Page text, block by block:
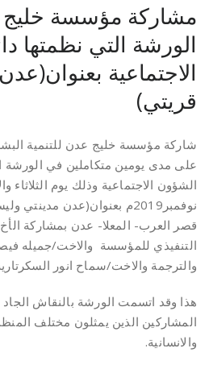
مشاركة مؤسسة
الورشة التي نظمتها
الاجتماعية
قريتي)
شاركة مؤسسة خليج عدن للتنمية
على مدى يومين متكاملين في الورشة
نوفمبر2019م بعنوان(عدن
قصر العرب- المعلا- عدن بمشاركة
التنفيذي للمؤسسة والاخت/جميله
والترجمة والاخت/سماح انور
هذا وقد اتسمت الورشة بالنقاش
المشاركين الذين يمثلون مختلف
والانسانية.